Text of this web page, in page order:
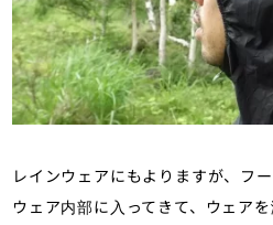
レインウェアにもよりますが、フ
ウェア内部に入ってきて、ウェア